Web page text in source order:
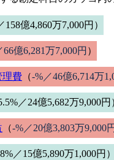
158億4,860万7,000円）
66億6,281万7,000円 ）
理費 （-%／46億6,714万
／24億5,682万9,000円
（-%／20億3,803万9,000円
／15億5,890万1,000円）